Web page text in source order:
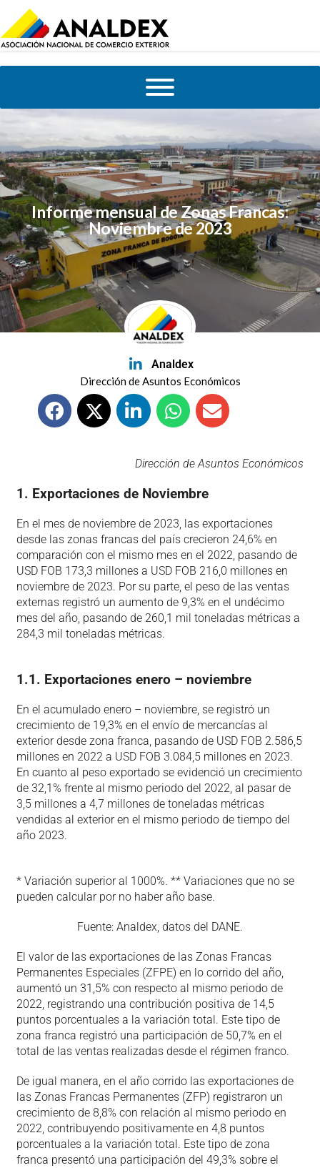
Informe mensual de Zonas Francas:
Noviembre de 2023
Analdex
Dirección de Asuntos Económicos
Dirección de Asuntos Económicos
1. Exportaciones de Noviembre
En el mes de noviembre de 2023, las exportaciones
desde las zonas francas del país crecieron 24,6% en
comparación con el mismo mes en el 2022, pasando de
USD FOB 173,3 millones a USD FOB 216,0 millones en
noviembre de 2023. Por su parte, el peso de las ventas
externas registró un aumento de 9,3% en el undécimo
mes del año, pasando de 260,1 mil toneladas métricas a
284,3 mil toneladas métricas.
1.1. Exportaciones enero – noviembre
En el acumulado enero – noviembre, se registró un
crecimiento de 19,3% en el envío de mercancías al
exterior desde zona franca, pasando de USD FOB 2.586,5
millones en 2022 a USD FOB 3.084,5 millones en 2023.
En cuanto al peso exportado se evidenció un crecimiento
de 32,1% frente al mismo periodo del 2022, al pasar de
3,5 millones a 4,7 millones de toneladas métricas
vendidas al exterior en el mismo periodo de tiempo del
año 2023.
* Variación superior al 1000%. ** Variaciones que no se
pueden calcular por no haber año base.
Fuente: Analdex, datos del DANE.
El valor de las exportaciones de las Zonas Francas
Permanentes Especiales (ZFPE) en lo corrido del año,
aumentó un 31,5% con respecto al mismo periodo de
2022, registrando una contribución positiva de 14,5
puntos porcentuales a la variación total. Este tipo de
zona franca registró una participación de 50,7% en el
total de las ventas realizadas desde el régimen franco.
De igual manera, en el año corrido las exportaciones de
las Zonas Francas Permanentes (ZFP) registraron un
crecimiento de 8,8% con relación al mismo periodo en
2022, contribuyendo positivamente en 4,8 puntos
porcentuales a la variación total. Este tipo de zona
franca presentó una participación del 49,3% sobre el